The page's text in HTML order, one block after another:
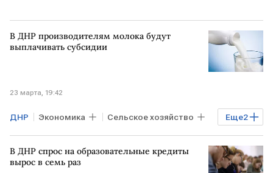
В ДНР производителям молока будут
выплачивать субсидии
23 марта, 19:42
Еще2
ДНР Экономика Сельское хозяйство
Денис Пушилин субсидии
В ДНР спрос на образовательные кредиты
вырос в семь раз